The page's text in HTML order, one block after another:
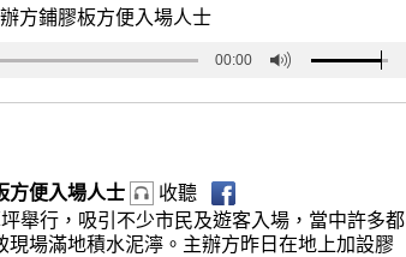
方鋪膠板方便入場人士
00:00
方便入場人士
收聽
舉行，吸引不少市民及遊客入場，當中許多都
場滿地積水泥濘。主辦方昨日在地上加設膠